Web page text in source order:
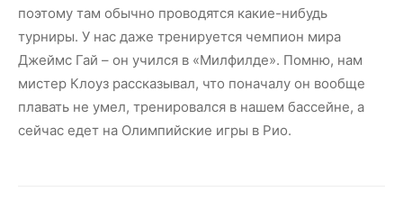
поэтому там обычно проводятся какие-нибудь
турниры. У нас даже тренируется чемпион мира
Джеймс Гай – он учился в «Милфилде». Помню, нам
мистер Клоуз рассказывал, что поначалу он вообще
плавать не умел, тренировался в нашем бассейне, а
сейчас едет на Олимпийские игры в Рио.